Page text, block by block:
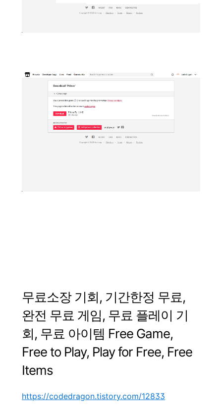
무료소장 기회, 기간한정 무료,
완전 무료 게임, 무료 플레이 기
회, 무료 아이템 Free Game,
Free to Play, Play for Free, Free
Items
https://codedragon.tistory.com/12833